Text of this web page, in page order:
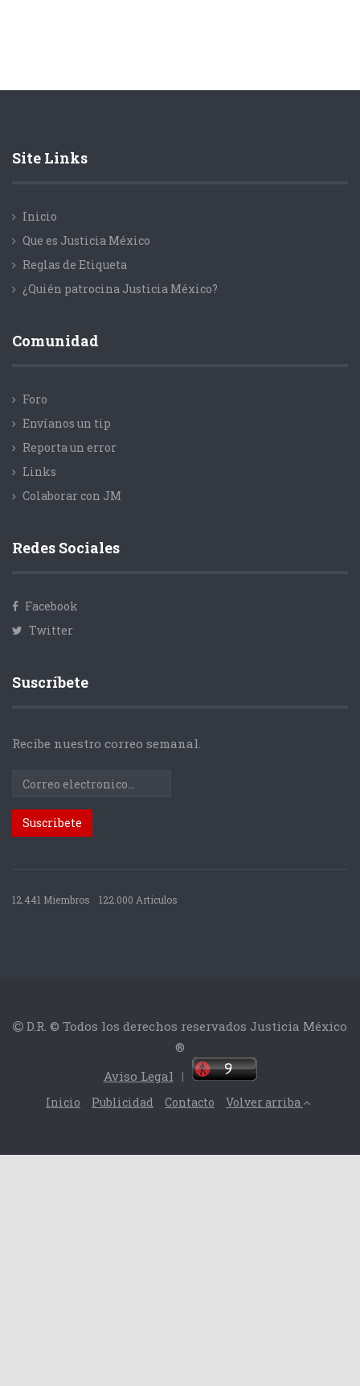
Site Links
Inicio
Que es Justicia México
Reglas de Etiqueta
¿Quién patrocina Justicia México?
Comunidad
Foro
Envíanos un tip
Reporta un error
Links
Colaborar con JM
Redes Sociales
Facebook
Twitter
Suscríbete
Recibe nuestro correo semanal.
12.441 Miembros 122.000 Articulos
D.R. © Todos los derechos reservados Justicia México
®
Aviso Legal |
Inicio Publicidad Contacto Volver arriba